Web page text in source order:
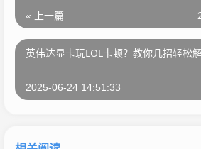
« 上一篇
英伟达显卡玩LOL卡顿？教你几招轻松解
2025-06-24 14:51:33